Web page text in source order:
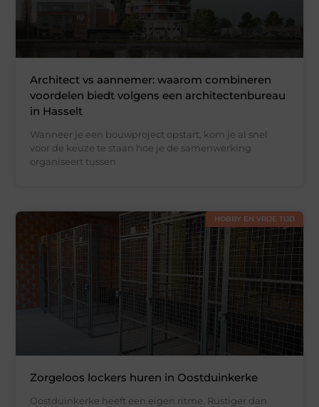
Architect vs aannemer: waarom combineren
voordelen biedt volgens een architectenbureau
in Hasselt
Wanneer je een bouwproject opstart, kom je al snel
voor de keuze te staan hoe je de samenwerking
organiseert tussen
HOBBY EN VRIJE TIJD
Zorgeloos lockers huren in Oostduinkerke
Oostduinkerke heeft een eigen ritme. Rustiger dan